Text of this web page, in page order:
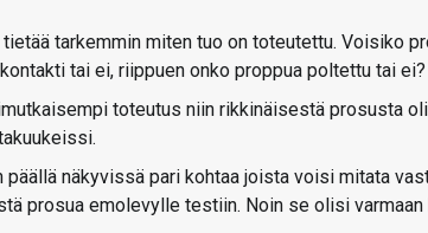
tarkemmin miten tuo on toteutettu. Voisiko
tai ei, riippuen onko proppua poltettu tai ei?
toteutus niin rikkinäisestä prosusta
päällä näkyvissä pari kohtaa joista voisi mitata
prosua emolevylle testiin. Noin se olisi varmaan